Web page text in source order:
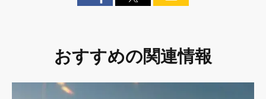
おすすめの関連情報